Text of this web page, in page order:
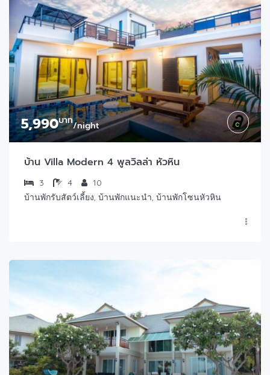
5,990บาท/night
บ้าน Villa Modern 4 พูลวิลล่า หัวหิน
3 4
10
บ้านพักรับสัตว์เลี้ยง, บ้านพักแนะนำ, บ้านพักโซนหัวหิน